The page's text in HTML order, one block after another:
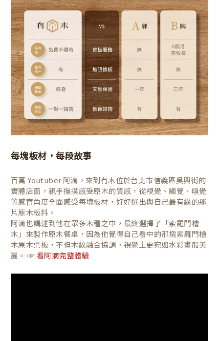
每塊板材，每段故事
百萬 Youtuber 阿滴，來到有木位於台北市信義區吳興街的
實體店面，親手撫摸感受原木的質感，從視覺、觸覺、嗅覺
等感官角度全面感受每塊板材，好好選出與自己最有緣的那
片原木板料。
阿滴也講述到他在眾多木種之中，最終選擇了「索羅門檜
木」來製作原木餐桌，因為他覺得自己看中的那塊索羅門檜
木原木桌板，不但木紋融合協調，視覺上更宛如水彩畫般美
麗。 ☞ 看阿滴完整體驗